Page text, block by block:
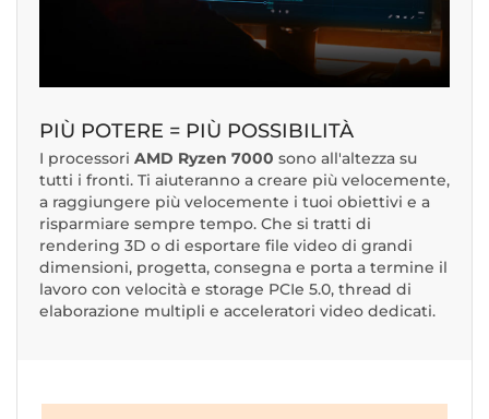
PIÙ POTERE = PIÙ POSSIBILITÀ
I processori AMD Ryzen 7000 sono all'altezza su
tutti i fronti. Ti aiuteranno a creare più velocemente,
a raggiungere più velocemente i tuoi obiettivi e a
risparmiare sempre tempo. Che si tratti di
rendering 3D o di esportare file video di grandi
dimensioni, progetta, consegna e porta a termine il
lavoro con velocità e storage PCIe 5.0, thread di
elaborazione multipli e acceleratori video dedicati.